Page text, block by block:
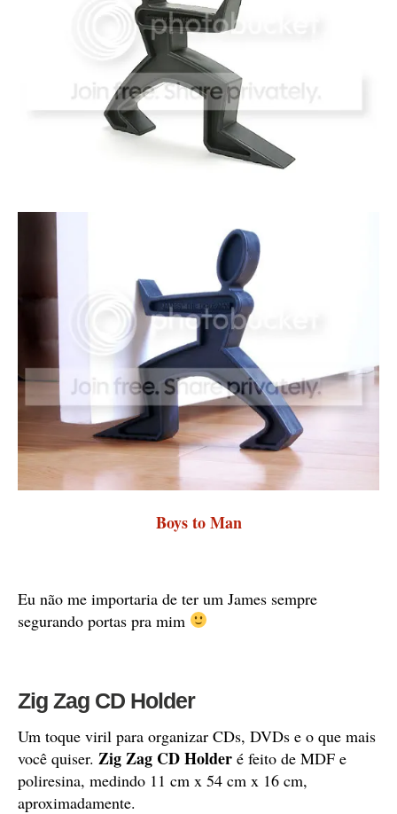
Boys to Man
Eu não me importaria de ter um James sempre
segurando portas pra mim
Zig Zag CD Holder
Um toque viril para organizar CDs, DVDs e o que mais
você quiser. Zig Zag CD Holder é feito de MDF e
poliresina, medindo 11 cm x 54 cm x 16 cm,
aproximadamente.